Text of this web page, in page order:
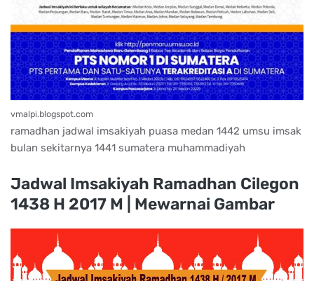
vmalpi.blogspot.com
ramadhan jadwal imsakiyah puasa medan 1442 umsu imsak
bulan sekitarnya 1441 sumatera muhammadiyah
Jadwal Imsakiyah Ramadhan Cilegon
1438 H 2017 M | Mewarnai Gambar